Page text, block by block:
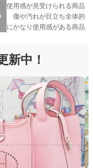
使用感が見受けられる商品
傷や汚れが目立ち全体的
にかなり使用感がある商品
新中！